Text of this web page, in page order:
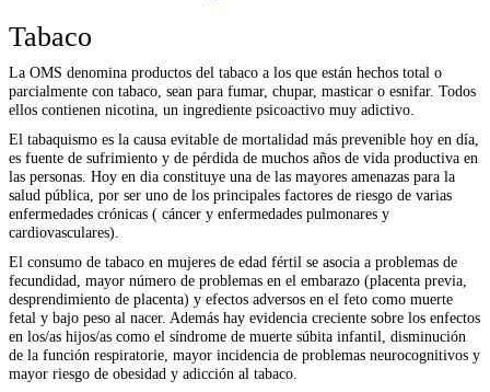
Tabaco
La OMS denomina productos del tabaco a los que están hechos total o
parcialmente con tabaco, sean para fumar, chupar, masticar o esnifar. Todos
ellos contienen nicotina, un ingrediente psicoactivo muy adictivo.
El tabaquismo es la causa evitable de mortalidad más prevenible hoy en día,
es fuente de sufrimiento y de pérdida de muchos años de vida productiva en
las personas. Hoy en dia constituye una de las mayores amenazas para la
salud pública, por ser uno de los principales factores de riesgo de varias
enfermedades crónicas ( cáncer y enfermedades pulmonares y
cardiovasculares).
El consumo de tabaco en mujeres de edad fértil se asocia a problemas de
fecundidad, mayor número de problemas en el embarazo (placenta previa,
desprendimiento de placenta) y efectos adversos en el feto como muerte
fetal y bajo peso al nacer. Además hay evidencia creciente sobre los enfectos
en los/as hijos/as como el síndrome de muerte súbita infantil, disminución
de la función respiratorie, mayor incidencia de problemas neurocognitivos y
mayor riesgo de obesidad y adicción al tabaco.